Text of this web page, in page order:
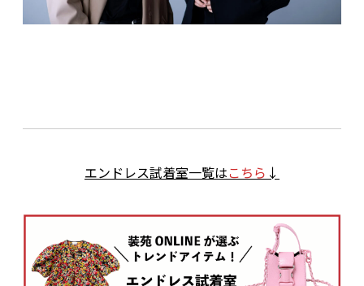
エンドレス試着室一覧はこちら ↓